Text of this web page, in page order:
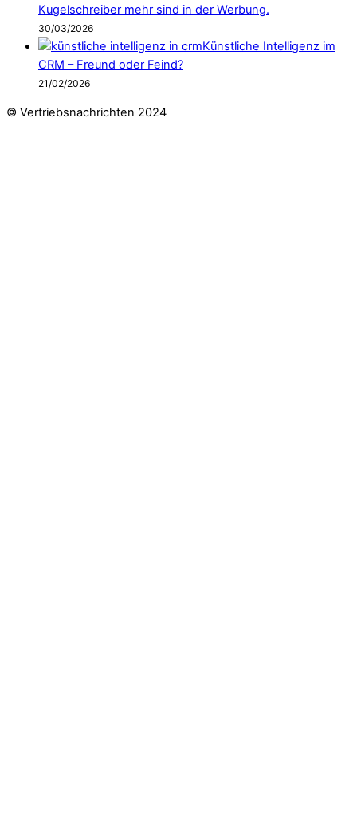
Kugelschreiber mehr sind in der Werbung.
30/03/2026
Künstliche Intelligenz im
CRM – Freund oder Feind?
21/02/2026
© Vertriebsnachrichten 2024